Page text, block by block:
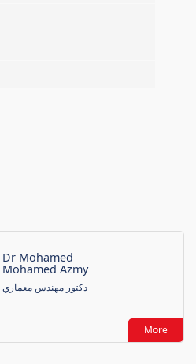
Dr Mohamed
Mohamed Azmy
دكتور مهندس معماري
More